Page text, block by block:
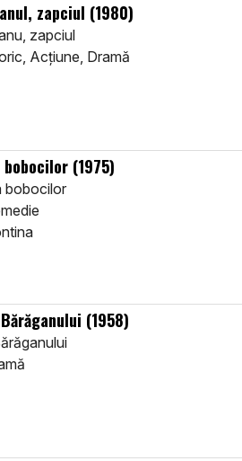
zapciul (1980)
zapciul
Acţiune, Dramă
bobocilor (1975)
bobocilor
(1958)